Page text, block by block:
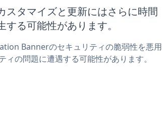
タマイズと更新にはさらに時間
る可能性があります。
Bannerのセキュリティの脆弱性を悪用
の問題に遭遇する可能性があります。